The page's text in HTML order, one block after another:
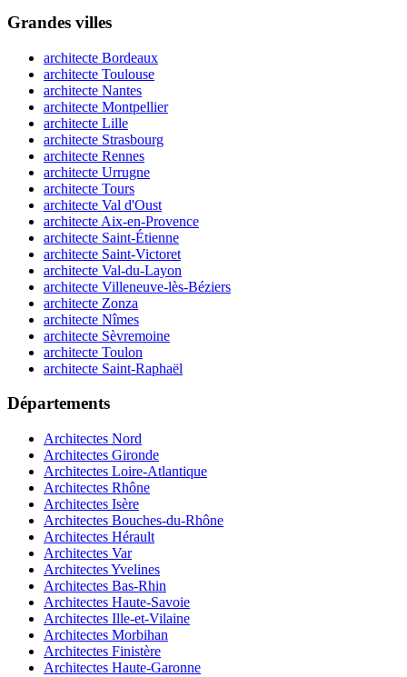
Grandes villes
architecte Bordeaux
architecte Toulouse
architecte Nantes
architecte Montpellier
architecte Lille
architecte Strasbourg
architecte Rennes
architecte Urrugne
architecte Tours
architecte Val d'Oust
architecte Aix-en-Provence
architecte Saint-Étienne
architecte Saint-Victoret
architecte Val-du-Layon
architecte Villeneuve-lès-Béziers
architecte Zonza
architecte Nîmes
architecte Sèvremoine
architecte Toulon
architecte Saint-Raphaël
Départements
Architectes Nord
Architectes Gironde
Architectes Loire-Atlantique
Architectes Rhône
Architectes Isère
Architectes Bouches-du-Rhône
Architectes Hérault
Architectes Var
Architectes Yvelines
Architectes Bas-Rhin
Architectes Haute-Savoie
Architectes Ille-et-Vilaine
Architectes Morbihan
Architectes Finistère
Architectes Haute-Garonne